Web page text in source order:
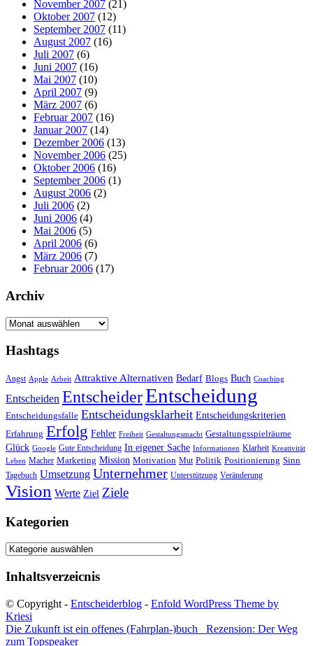
November 2007 (21)
Oktober 2007 (12)
September 2007 (11)
August 2007 (16)
Juli 2007 (6)
Juni 2007 (16)
Mai 2007 (10)
April 2007 (9)
März 2007 (6)
Februar 2007 (16)
Januar 2007 (14)
Dezember 2006 (13)
November 2006 (25)
Oktober 2006 (16)
September 2006 (1)
August 2006 (2)
Juli 2006 (2)
Juni 2006 (4)
Mai 2006 (5)
April 2006 (6)
März 2006 (7)
Februar 2006 (17)
Archiv
Archiv
Hashtags
Angst Apple Arbeit Attraktive Alternativen Bedarf Blogs Buch Coaching
Entscheiden EntscheiderEntscheidung
Entscheidungsfalle Entscheidungsklarheit Entscheidungskriterien
Erfahrung Erfolg Fehler Freiheit Gestaltungsmacht Gestaltungsspielräume
Glück Google Gute Entscheidung In eigener Sache Informationen Klarheit Kreativität
Leben Macher Marketing Mission Motivation Mut Politik Positionierung Sinn
Tagebuch Umsetzung Unternehmer Unterstützung Veränderung
Vision Werte Ziel Ziele
Kategorien
Kategorien
Inhaltsverzeicnis
© Copyright - Entscheiderblog - Enfold WordPress Theme by
Kriesi
Die Zukunft ist ein offenes (Fahrplan-)buch
Rezension: Der Weg
zum Topspeaker